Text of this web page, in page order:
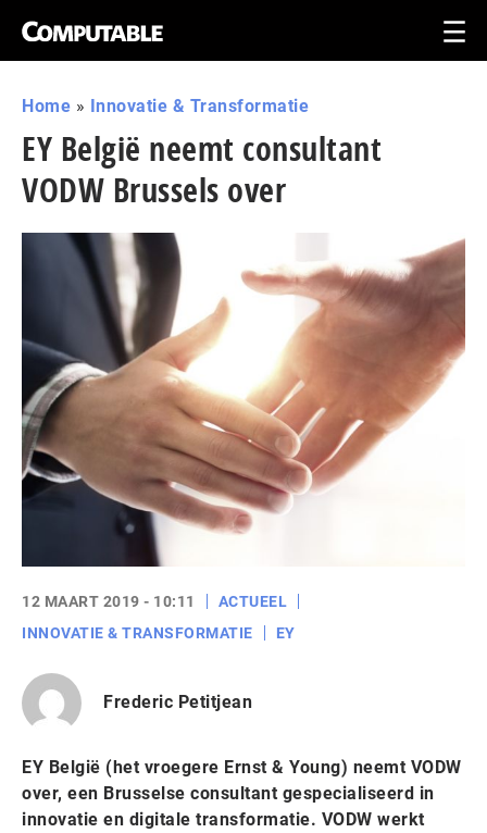
Home » Innovatie & Transformatie
EY België neemt consultant
VODW Brussels over
12 MAART 2019 - 10:11
ACTUEEL
INNOVATIE & TRANSFORMATIE
EY
Frederic Petitjean
EY België (het vroegere Ernst & Young) neemt VODW
over, een Brusselse consultant gespecialiseerd in
innovatie en digitale transformatie. VODW werkt